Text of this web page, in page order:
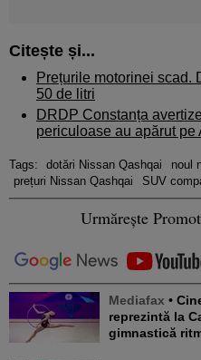
Citește și...
Prețurile motorinei scad.
50 de litri
DRDP Constanța
periculoase au apărut pe
Tags: dotări Nissan Qashqai
noul
prețuri Nissan Qashqai
SUV
Urmărește
Mediafax • Cine sunt femeile care ne
reprezintă la
gimnastică